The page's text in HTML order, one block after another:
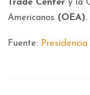
Trade Center y la
Americanos (OEA).
Fuente: Presidencia